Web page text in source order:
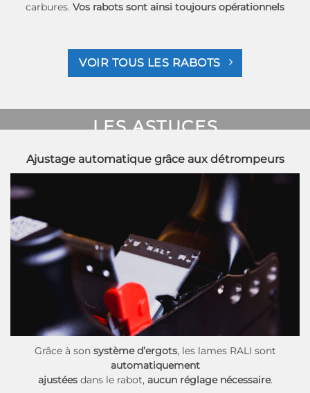
carbures. Vos rabots sont ainsi toujours opérationnels
VOIR TOUS LES RABOTS
LES ASTUCES
Ajustage automatique grâce aux détrompeurs
Grâce à son système d’ergots, les lames RALI sont
automatiquement
ajustéesdans le rabot, aucun réglage nécessaire.